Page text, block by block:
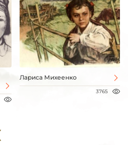
Лариса Михеенко
3765